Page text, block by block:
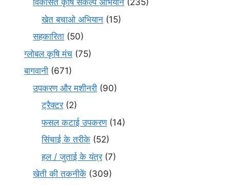
विकसित कृषि संकल्प अभियान (235)
खेत बचाओ अभियान (15)
सहकारिता (50)
ग्लोबल कृषि मंच (75)
बागवानी (671)
उपकरण और मशीनरी (90)
ट्रैक्टर(2)
फसल कटाई उपकरण(14)
सिंचाई के तरीके (52)
हल / जुताई के यंत्र(7)
खेती की तकनीकें (309)